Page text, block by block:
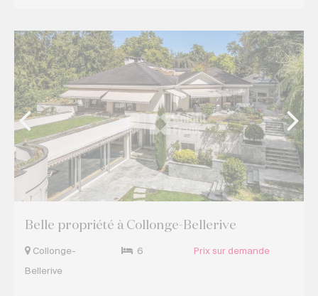
Belle propriété à Collonge-Bellerive
Collonge-
Bellerive
6 Prix sur demande